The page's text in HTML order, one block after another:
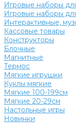
Игровые наборы
Игровые наборы
Интерактивные,
Кассовые товары
Конструкторы
Блочные
Магнитные
Термос
Мягкие игрушки
Куклы мягкие
Мягкие 100-199см
Мягкие 20-29см
Настольные игры
Новинки